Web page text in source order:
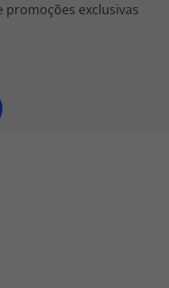
promoções exclusivas